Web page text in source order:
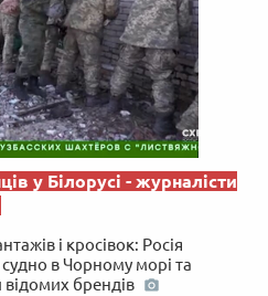
у Білорусі - журналісти
і кросівок: Росія
в Чорному морі та
брендів